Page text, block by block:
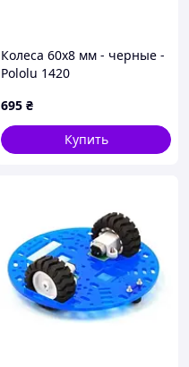
Колеса 60x8 мм - черные -
Pololu 1420
695 ₴
Купить